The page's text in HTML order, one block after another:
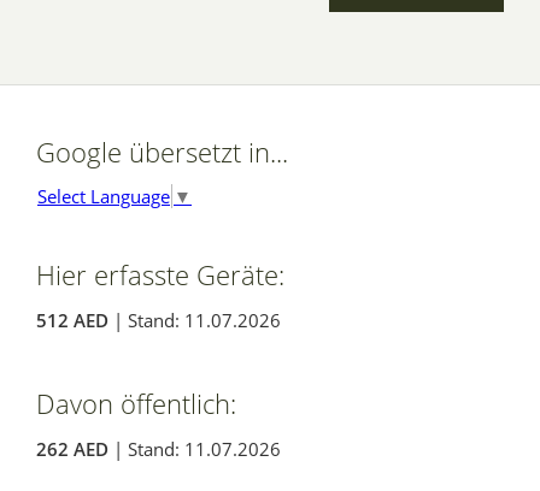
Google übersetzt in...
Select Language ▼
Hier erfasste Geräte:
512 AED | Stand: 11.07.2026
Davon öffentlich:
262 AED | Stand: 11.07.2026